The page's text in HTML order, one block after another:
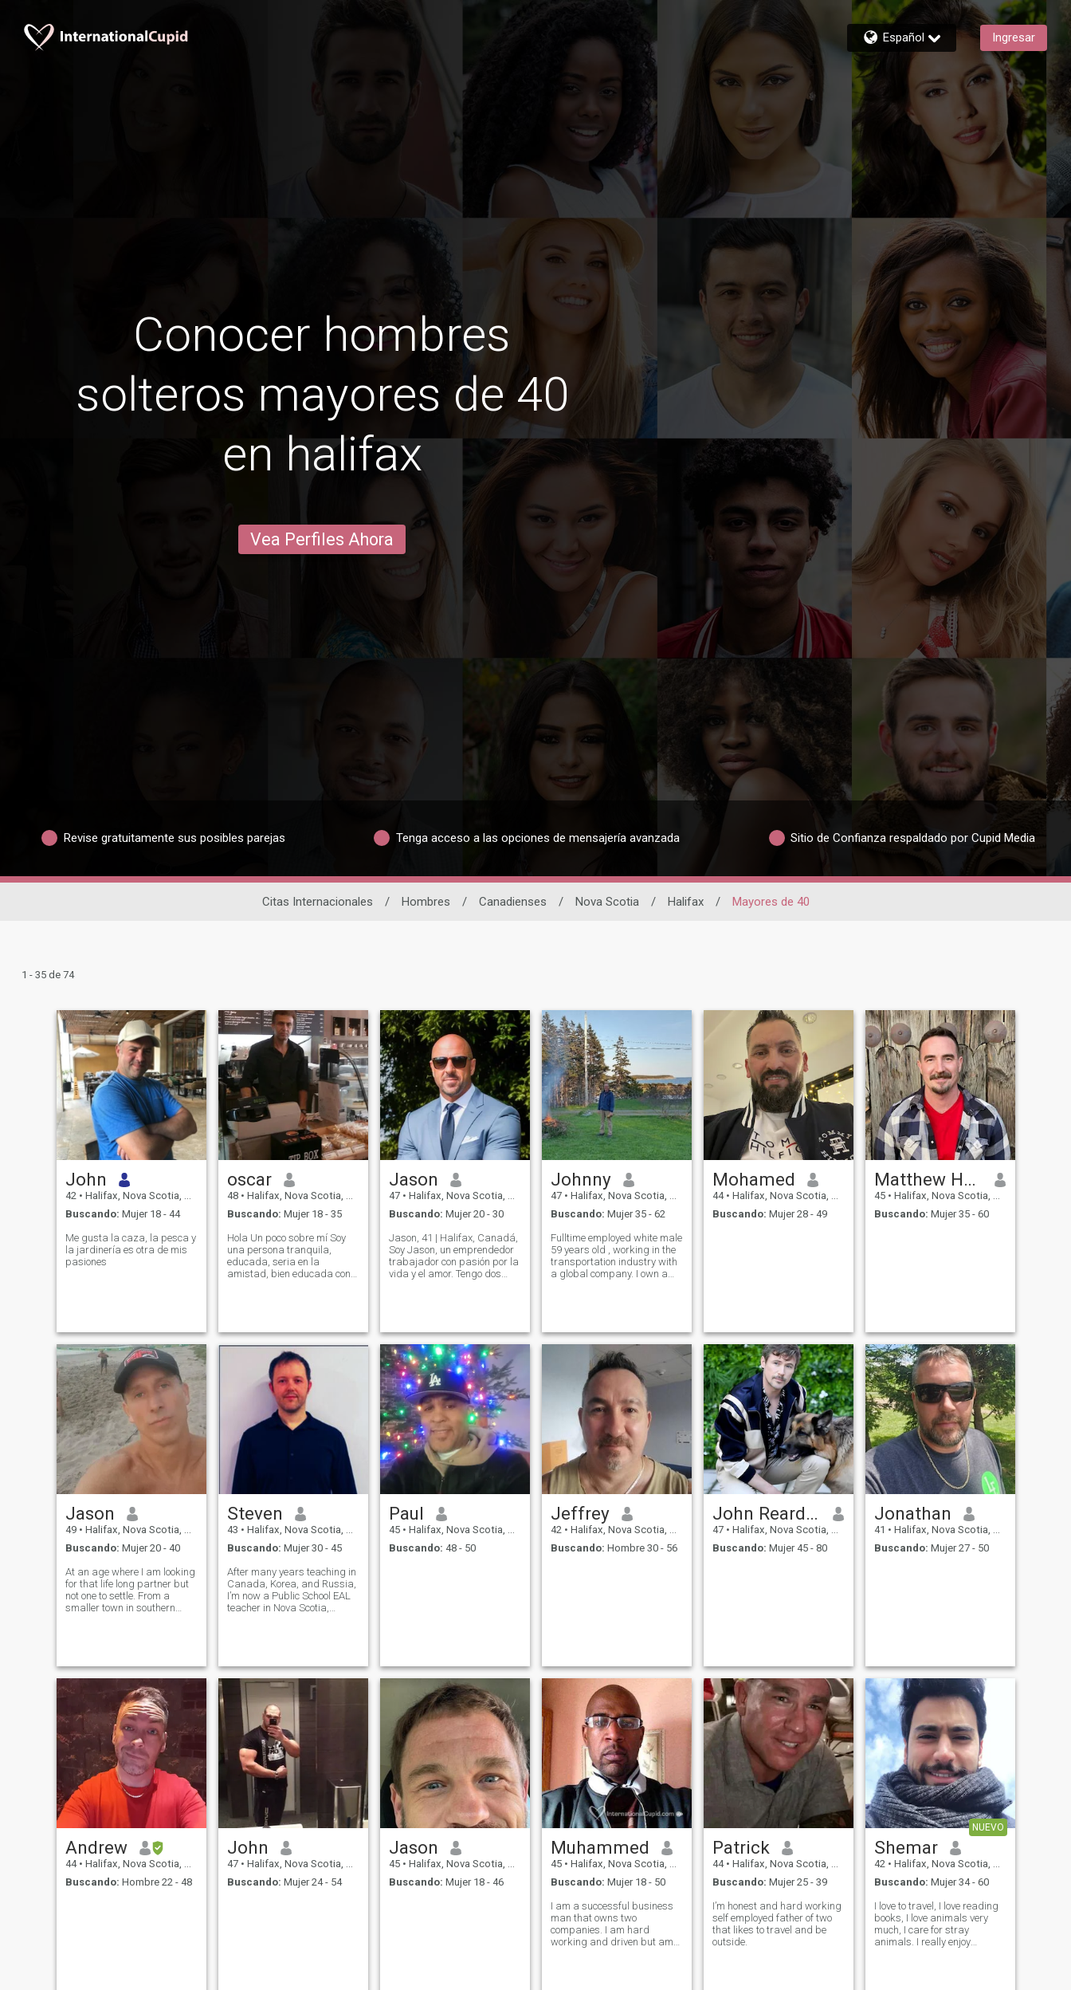
Español Ingresar
Conocer hombres
solteros mayores de 40
en halifax
Vea Perfiles Ahora
Revise gratuitamente sus posibles parejas Tenga acceso a las opciones de mensajería avanzada Sitio de Confianza respaldado por Cupid Media
Citas Internacionales / Hombres / Canadienses / Nova Scotia / Halifax / Mayores de 40
1 - 35 de 74
John
42 • Halifax, Nova Scotia, Canadá
Buscando: Mujer 18 - 44
Me gusta la caza, la pesca y
la jardinería es otra de mis
pasiones
oscar
48 • Halifax, Nova Scotia, Canadá
Buscando: Mujer 18 - 35
Hola Un poco sobre mí Soy
una persona tranquila,
educada, seria en la
amistad, bien educada con
persona social. Me
encantaría encontrar a mi
Jason
47 • Halifax, Nova Scotia, Canadá
Buscando: Mujer 20 - 30
Jason, 41 | Halifax, Canadá,
Soy Jason, un emprendedor
trabajador con pasión por la
vida y el amor. Tengo dos
estoy lista para construir uno
de los míos con la persona
adecuada. Cuando no estoy
trabajando, disfruto pasar
tiempo en la naturaleza con
mi perro leal, Ghost. Soy un
gran creyente en aprender
de las experiencias de la
vida y crecer más fuerte a
través de ellas. Estoy
buscando a alguien que
comparta mis valores y
sueños de crear un
matrimonio fuerte y amoroso
amable, ambicioso y listo
para explorar la vida juntos,
conectemos
Johnny
47 • Halifax, Nova Scotia, Canadá
Buscando: Mujer 35 - 62
Fulltime employed white male
59 years old , working in the
transportation industry with
a global company. I own a
children ,
Mohamed
44 • Halifax, Nova Scotia, Canadá
Buscando: Mujer 28 - 49
Matthew Harrison
45 • Halifax, Nova Scotia, Canadá
Buscando: Mujer 35 - 60
Jason
49 • Halifax, Nova Scotia, Canadá
Buscando: Mujer 20 - 40
At an age where I am looking
for that life long partner but
not one to settle. From a
smaller town in southern
adventure and see if that
idea
Steven
43 • Halifax, Nova Scotia, Canadá
Buscando: Mujer 30 - 45
After many years teaching in
Canada, Korea, and Russia,
I’m now a Public School EAL
teacher in Nova Scotia,
—all delivered with a jarring
Canadi
Paul
45 • Halifax, Nova Scotia, Canadá
Buscando: 48 - 50
Jeffrey
42 • Halifax, Nova Scotia, Canadá
Buscando: Hombre 30 - 56
John Reardon
47 • Halifax, Nova Scotia, Canadá
Buscando: Mujer 45 - 80
Jonathan
41 • Halifax, Nova Scotia, Canadá
Buscando: Mujer 27 - 50
Andrew
44 • Halifax, Nova Scotia, Canadá
Buscando: Hombre 22 - 48
John
47 • Halifax, Nova Scotia, Canadá
Buscando: Mujer 24 - 54
Jason
45 • Halifax, Nova Scotia, Canadá
Buscando: Mujer 18 - 46
Muhammed
45 • Halifax, Nova Scotia, Canadá
Buscando: Mujer 18 - 50
I am a successful business
man that owns two
companies. I am hard
working and driven but am
Patrick
44 • Halifax, Nova Scotia, Canadá
Buscando: Mujer 25 - 39
I’m honest and hard working
self employed father of two
that likes to travel and be
outside.
NUEVO
Shemar
42 • Halifax, Nova Scotia, Canadá
Buscando: Mujer 34 - 60
I love to travel, I love reading
books, I love animals very
much, I care for stray
animals. I really enjoy